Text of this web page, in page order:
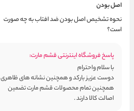
اصل بودن
نحوه تشخیص اصل بودن ضد افتاب به چه صورت
است؟
پاسخ فروشگاه اینترنتی قشم مارت:
با سلام واحترام
دوست عزیز بارکد و همچنین نشانه های ظاهری
همچنین تمام محصولات قشم مارت تضمین
اصالت کالا دارند .